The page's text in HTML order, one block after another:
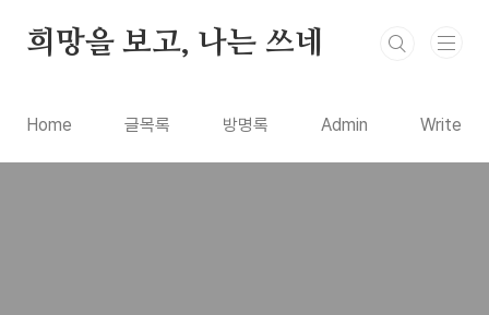
희망을 보고, 나는 쓰네
Home 글목록 방명록 Admin Write